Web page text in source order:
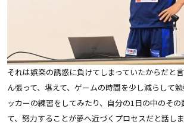
それは娯楽の誘惑に負けてしまっていたからだと
ん張って、堪えて、ゲームの時間を少し減らして
ッカーの練習をしてみたり、自分の1日の中のそ
て、努力することが夢へ近づくプロセスだと話しま